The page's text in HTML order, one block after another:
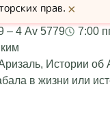
прав. ×
– 4 Av 5779
7:00
, Истории об
в жизни или